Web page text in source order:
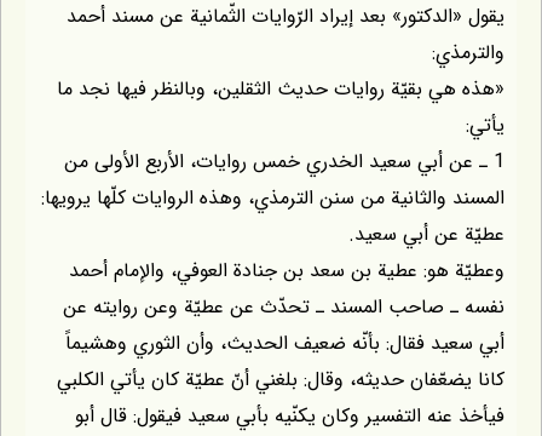
بعد إيراد الرّوايات الثّمانية عن مسند أحمد
بقيّة روايات حديث الثقلين، وبالنظر فيها نجد ما
أبي سعيد الخدري خمس روايات، الأربع الأولى من
من سنن الترمذي، وهذه الروايات كلّها يرويها:
أبي سعيد.
عطية بن سعد بن جنادة العوفي، والإمام أحمد
صاحب المسند ـ تحدّث عن عطيّة وعن روايته عن
فقال: بأنّه ضعيف الحديث، وأن الثوري وهشيماً
حديثه، وقال: بلغني أنّ عطيّة كان يأتي الكلبي
التفسير وكان يكنّيه بأبي سعيد فيقول: قال أبو